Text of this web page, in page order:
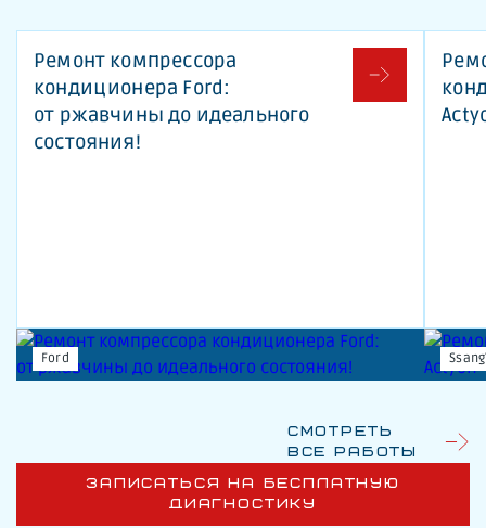
Ремонт компрессора
кондиционера Ford:
от ржавчины до идеального
состояния!
Ford
ЗАПИСАТЬСЯ НА БЕСПЛАТНУЮ
ДИАГНОСТИКУ
Смотреть
все работы